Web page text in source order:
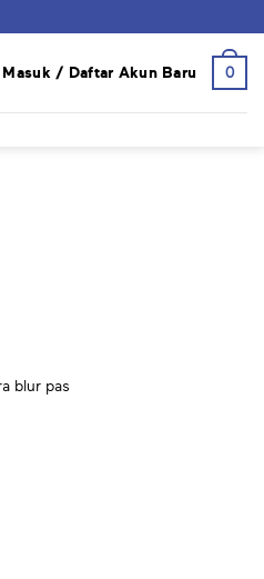
Masuk / Daftar Akun Baru 0
blur pas